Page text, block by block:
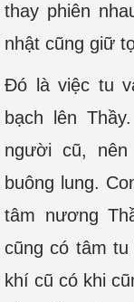
thay phiên
nhật cũng giữ
Đó là việc tu
bạch lên
người cũ,
buông lung.
tâm nương
cũng có tâm
khí cũ có khi